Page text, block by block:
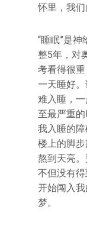
怀里，我
“睡眠”是
整5年，对
考看得很
一天睡好
难入睡，
至最严重
我入睡的障
楼上的脚
熬到天亮
不但没有
开始闯入
梦。